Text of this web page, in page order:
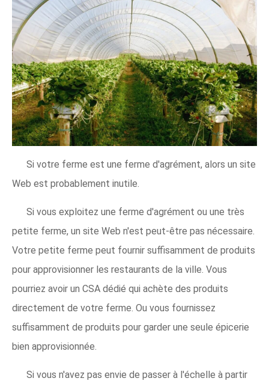
Si votre ferme est une ferme d'agrément, alors un site
Web est probablement inutile.
Si vous exploitez une ferme d'agrément ou une très
petite ferme, un site Web n'est peut-être pas nécessaire.
Votre petite ferme peut fournir suffisamment de produits
pour approvisionner les restaurants de la ville. Vous
pourriez avoir un CSA dédié qui achète des produits
directement de votre ferme. Ou vous fournissez
suffisamment de produits pour garder une seule épicerie
bien approvisionnée.
Si vous n'avez pas envie de passer à l'échelle à partir